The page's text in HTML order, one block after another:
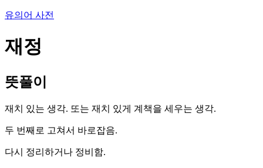
유의어 사전
재정
뜻풀이
재치 있는 생각. 또는 재치 있게 계책을 세우는 생각.
두 번째로 고쳐서 바로잡음.
다시 정리하거나 정비함.